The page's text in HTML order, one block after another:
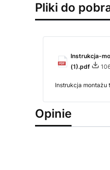
Pliki do
Instrukcja-
(1).pdf
Instrukcja montażu
Opinie